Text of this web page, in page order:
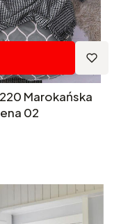
Marokańska
02